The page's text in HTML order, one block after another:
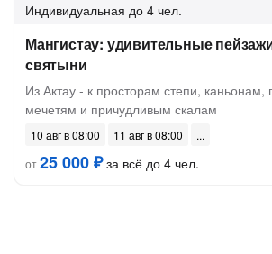
Индивидуальная до 4 чел.
Мангистау: удивительные
святыни
Из Актау - к просторам степи,
мечетям и причудливым скалам
10 авг в 08:00
11 авг в 08:00
от25 000 ₽за всё до 4 чел.